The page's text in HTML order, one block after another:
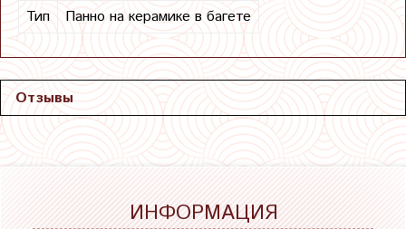
Тип Панно на керамике в багете
Отзывы
ИНФОРМАЦИЯ